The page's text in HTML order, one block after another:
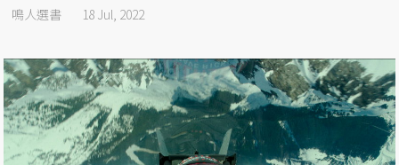
鳴人選書 18 Jul, 2022